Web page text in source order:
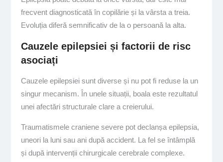
frecvent diagnosticată în copilărie și la vârsta a treia.
Evoluția diferă semnificativ de la o persoană la alta.
Cauzele epilepsiei și factorii de risc
asociați
Cauzele epilepsiei sunt diverse și nu pot fi reduse la un
singur mecanism. În unele situații, boala este rezultatul
unei afectări structurale clare a creierului.
Traumatismele craniene severe pot declanșa epilepsia,
uneori la luni sau ani după accident. La fel se întâmplă
și după intervenții chirurgicale cerebrale complexe.